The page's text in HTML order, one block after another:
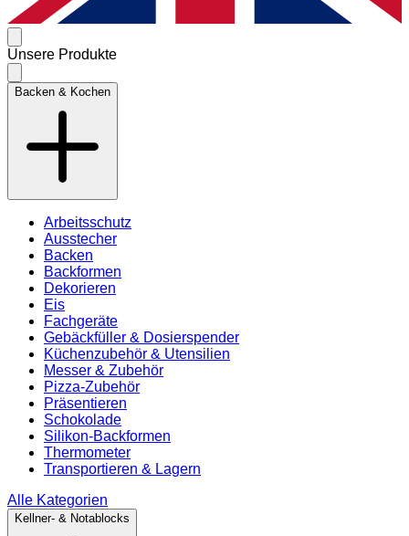
Unsere Produkte
Backen & Kochen
Arbeitsschutz
Ausstecher
Backen
Backformen
Dekorieren
Eis
Fachgeräte
Gebäckfüller & Dosierspender
Küchenzubehör & Utensilien
Messer & Zubehör
Pizza-Zubehör
Präsentieren
Schokolade
Silikon-Backformen
Thermometer
Transportieren & Lagern
Alle Kategorien
Kellner- & Notablocks